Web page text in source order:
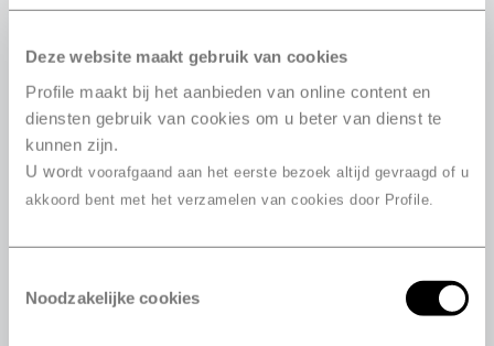
Deze website maakt gebruik van cookies
Profile maakt bij het aanbieden van online content en
diensten gebruik van cookies om u beter van dienst te
kunnen zijn.
U wordt voorafgaand aan het eerste bezoek altijd gevraagd of u
akkoord bent met het verzamelen van cookies door Profile.
Noodzakelijke cookies
MasterSteel WINTER + IS-W
205/50 R17 93H
205/55 R17 95H
155/65 R13 73T
155/80 R13 79T